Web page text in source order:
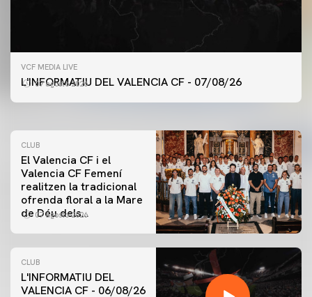
VCF MEDIA LIVE
L'INFORMATIU DEL VALENCIA CF - 07/08/26
07 agosto 2026
PRIMER EQUIP
ENTRENAMENT DEL VALENCIA CF 7/8/2026
CLUB
El Valencia CF i el
Valencia CF Femení
realitzen la tradicional
ofrenda floral a la Mare
de Déu dels
07 agosto 2026
CLUB
L'INFORMATIU DEL
VALENCIA CF - 06/08/26
PRIMER EQUIP